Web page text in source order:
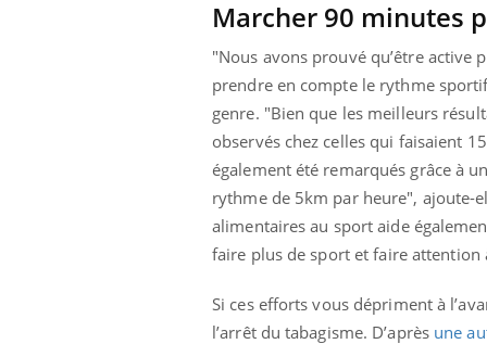
Marcher 90 minutes
"Nous avons prouvé qu’être active
prendre en compte le rythme
genre. "Bien que les meilleurs
observés chez celles qui faisaient
également été remarqués grâce à
rythme de 5km par heure", ajoute-
alimentaires au sport aide
faire plus de sport et faire
Si ces efforts vous dépriment à
l’arrêt du tabagisme. D’après une